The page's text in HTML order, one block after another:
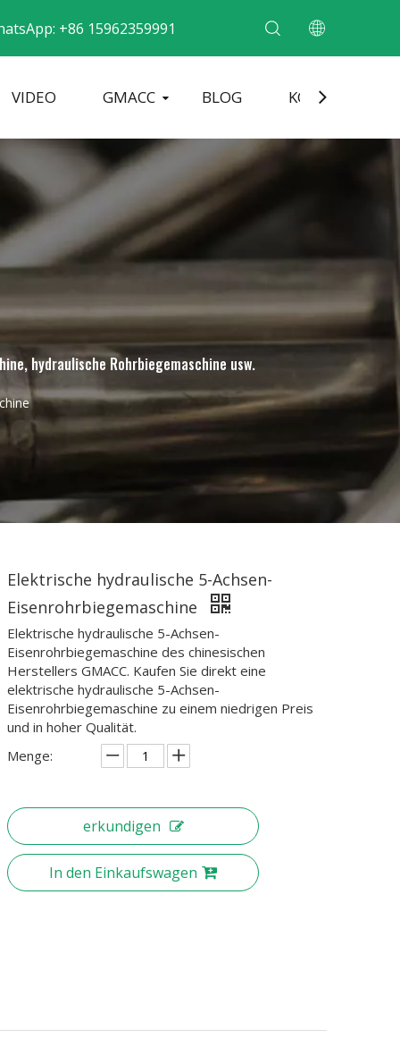
+86 15962359991
VIDEO GMACC BLOG KONTAKT
hydraulische Rohrbiegemaschine usw.
Elektrische hydraulische 5-Achsen-
Eisenrohrbiegemaschine
Elektrische hydraulische 5-Achsen-
Eisenrohrbiegemaschine des chinesischen
Herstellers GMACC. Kaufen Sie direkt eine
elektrische hydraulische 5-Achsen-
Eisenrohrbiegemaschine zu einem niedrigen Preis
und in hoher Qualität.
Menge:
erkundigen
In den Einkaufswagen